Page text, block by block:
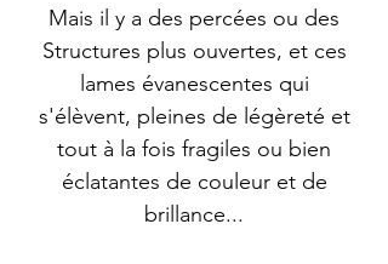
Mais il y a des percées ou des
Structures plus ouvertes, et ces
lames évanescentes qui
s'élèvent, pleines de légèreté et
tout à la fois fragiles ou bien
éclatantes de couleur et de
brillance...